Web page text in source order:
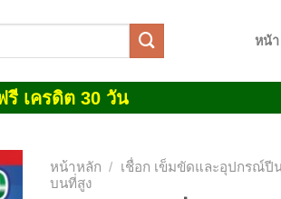
หน้
รี เครดิต 30 วัน
หน้าหลัก / เชื่อก เข็มขัดและอุปกรณ์ปี
บนที่สูง